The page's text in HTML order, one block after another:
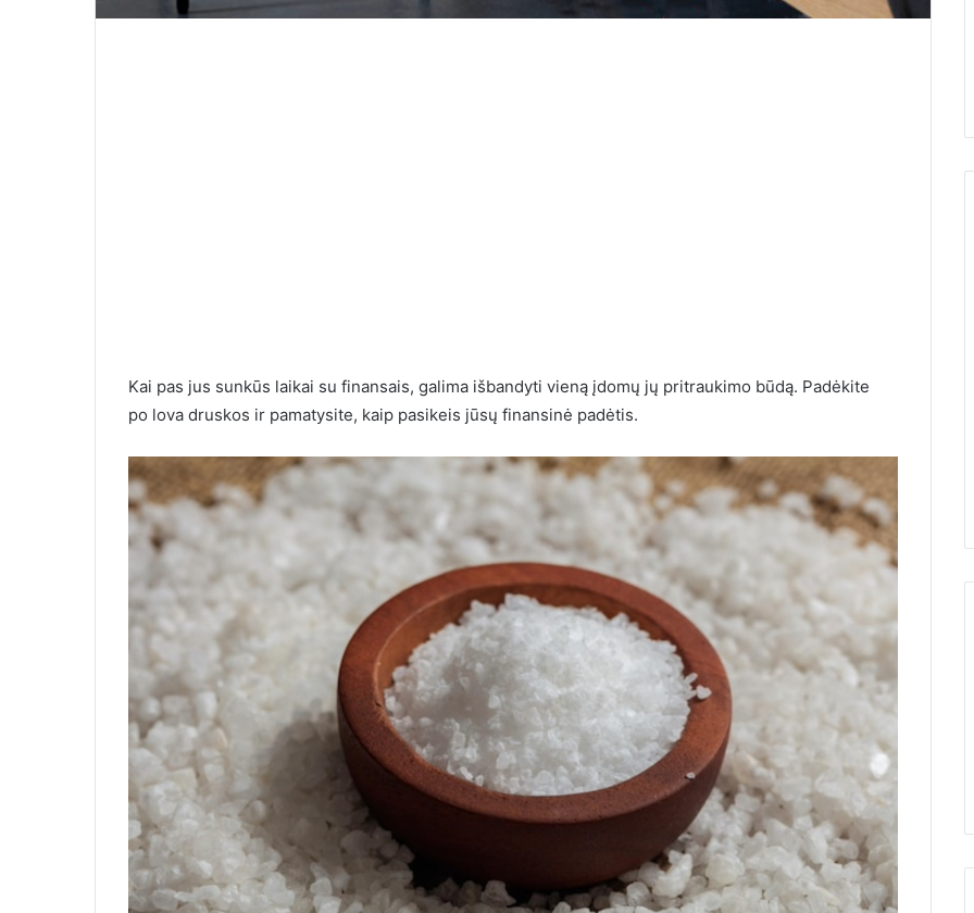
Kai pas jus sunkūs laikai su finansais, galima išbandyti vieną įdomų jų pritraukimo būdą. Padėkite
po lova druskos ir pamatysite, kaip pasikeis jūsų finansinė padėtis.
moterimi, o kai pagaliau
susitikome, labai nustebau
10 įrodymų, kad Žemės
greitai nebebus
arbatinukas. Jis skanesnis už
Napoleoną, Medutį ir Prahą